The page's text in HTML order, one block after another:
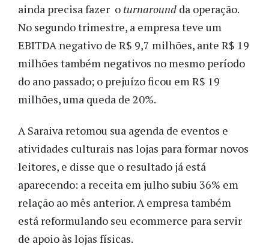
ainda precisa fazer o turnaround da operação.
No segundo trimestre, a empresa teve um
EBITDA negativo de R$ 9,7 milhões, ante R$ 19
milhões também negativos no mesmo período
do ano passado; o prejuízo ficou em R$ 19
milhões, uma queda de 20%.
A Saraiva retomou sua agenda de eventos e
atividades culturais nas lojas para formar novos
leitores, e disse que o resultado já está
aparecendo: a receita em julho subiu 36% em
relação ao mês anterior. A empresa também
está reformulando seu ecommerce para servir
de apoio às lojas físicas.